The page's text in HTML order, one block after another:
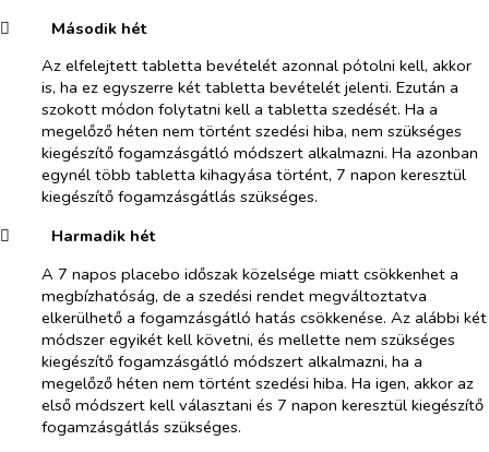
​
Második hét
Az elfelejtett tabletta bevételét azonnal pótolni kell, akkor
is, ha ez egyszerre két tabletta bevételét jelenti. Ezután a
szokott módon folytatni kell a tabletta szedését. Ha a
megelőző héten nem történt szedési hiba, nem szükséges
kiegészítő fogamzásgátló módszert alkalmazni. Ha azonban
egynél több tabletta kihagyása történt, 7 napon keresztül
kiegészítő fogamzásgátlás szükséges.
​
Harmadik hét
A 7 napos placebo időszak közelsége miatt csökkenhet a
megbízhatóság, de a szedési rendet megváltoztatva
elkerülhető a fogamzásgátló hatás csökkenése. Az alábbi két
módszer egyikét kell követni, és mellette nem szükséges
kiegészítő fogamzásgátló módszert alkalmazni, ha a
megelőző héten nem történt szedési hiba. Ha igen, akkor az
első módszert kell választani és 7 napon keresztül kiegészítő
fogamzásgátlás szükséges.